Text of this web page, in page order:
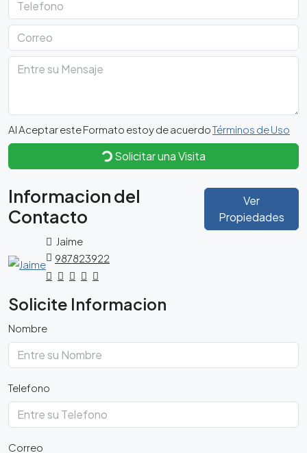
Al Aceptar este Formato estoy de acuerdoTérminos de Uso
Solicitar una Visita
Informacion del
Contacto
Ver
Propiedades
Jaime
987823922
Solicite Informacion
Nombre
Telefono
Correo